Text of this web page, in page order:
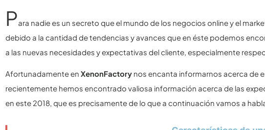
Para nadie es un secreto que el mundo de los negocios online y el
debido a la cantidad de tendencias y avances que en éste podemos
a las nuevas necesidades y expectativas del cliente, especialmente
Afortunadamente enXenonFactory nos encanta informarnos acerca de
recientemente hemos encontrado valiosa información acerca de las
en este 2018, que es precisamente de lo que a continuación vamos a